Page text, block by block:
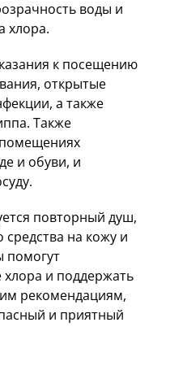
воды и
хлора.
к посещению
открытые
а также
Также
и обуви, и
повторный душ,
на кожу и
помогут
хлора и поддержать
рекомендациям,
и приятный